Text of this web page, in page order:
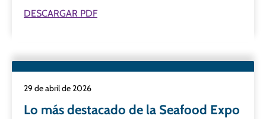
DESCARGAR PDF
29 de abril de 2026
Lo más destacado de la Seafood Expo